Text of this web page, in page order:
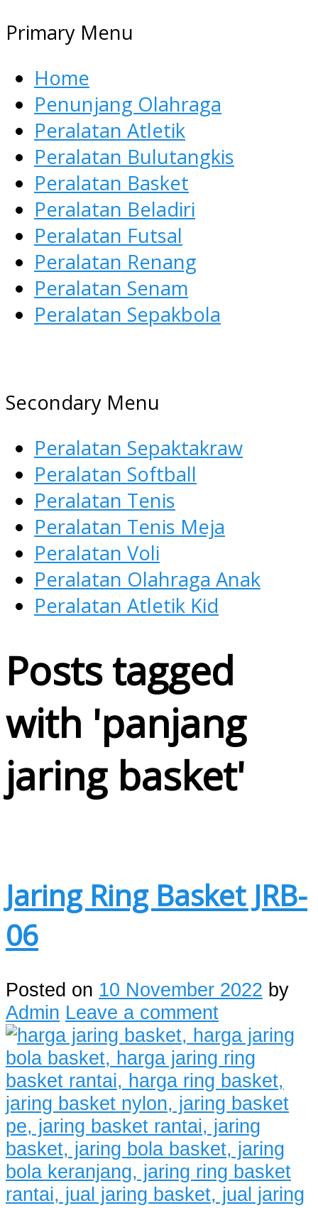
Primary Menu
Home
Penunjang Olahraga
Peralatan Atletik
Peralatan Bulutangkis
Peralatan Basket
Peralatan Beladiri
Peralatan Futsal
Peralatan Renang
Peralatan Senam
Peralatan Sepakbola
AGEN ALAT OLAHRAGA
Menyediakan Alat Olahraga
Secondary Menu
Peralatan Sepaktakraw
Peralatan Softball
Peralatan Tenis
Peralatan Tenis Meja
Peralatan Voli
Peralatan Olahraga Anak
Peralatan Atletik Kid
Posts tagged
with 'panjang
jaring basket'
Jaring Ring Basket JRB-
06
Posted on 10 November 2022 by
Admin Leave a comment